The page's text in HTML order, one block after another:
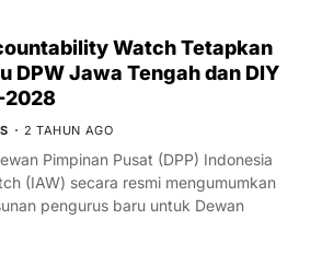
Watch Tetapkan
DPW Jawa Tengah dan DIY
2028
2 TAHUN AGO
Pimpinan Pusat (DPP) Indonesia
(IAW) secara resmi mengumumkan
pengurus baru untuk Dewan